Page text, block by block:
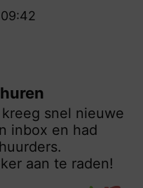
snel nieuwe
inbox en had
aan te raden!